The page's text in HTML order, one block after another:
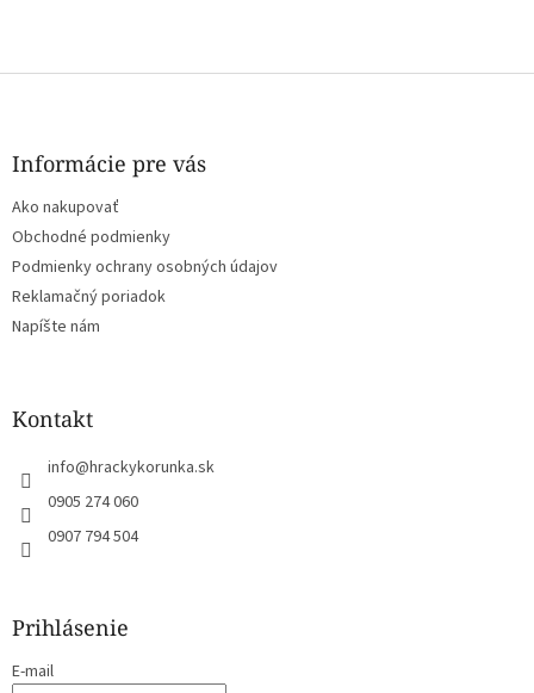
Z
Informácie pre vás
Ako nakupovať
Obchodné podmienky
Podmienky ochrany osobných údajov
Reklamačný poriadok
Napíšte nám
Kontakt
info@hrackykorunka.sk
0905 274 060
0907 794 504
Prihlásenie
E-mail